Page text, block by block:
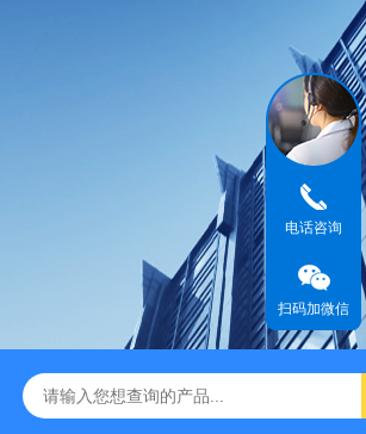
厌氧手套箱YQX-I半自动厌氧培养箱
电话咨询
扫码加微信